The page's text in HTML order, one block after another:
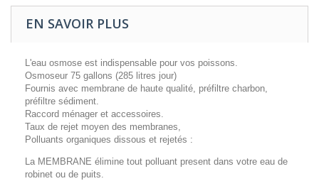
EN SAVOIR PLUS
L'eau osmose est indispensable pour vos poissons.
Osmoseur 75 gallons (285 litres jour)
Fournis avec membrane de haute qualité, préfiltre charbon,
préfiltre sédiment.
Raccord ménager et accessoires.
Taux de rejet moyen des membranes,
Polluants organiques dissous et rejetés :
La MEMBRANE élimine tout polluant present dans votre eau de
robinet ou de puits.